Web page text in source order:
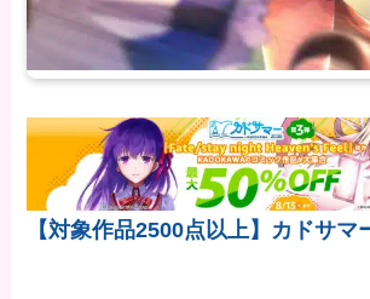
【対象作品2500点以上】カドサマ